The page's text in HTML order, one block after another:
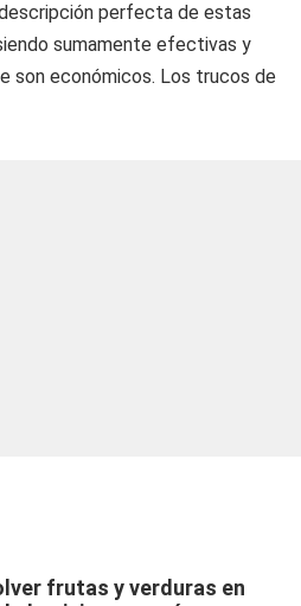
perfecta de estas
sumamente efectivas y
son económicos. Los trucos de
frutas y verduras en